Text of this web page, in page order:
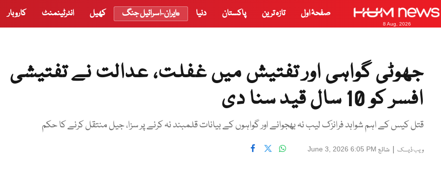
8 Aug, 2026
صفحۂ اول تازہ ترین پاکستان دنیا ایران-اسرائیل جنگ کھیل انٹرٹینمنٹ کاروبار
جھوٹی گواہی اور تفتیش میں غفلت، عدالت نے تفتیشی
افسر کو 10 سال قید سنا دی
قتل کیس کے اہم شواہد فرانزک لیب نہ بھجوانے اور گواہوں کے بیانات قلمبند نہ کرنے پر سزا، جیل منتقل کرنے کا حکم
ویب ڈیسک | شائع June 3, 2026 6:05 PM